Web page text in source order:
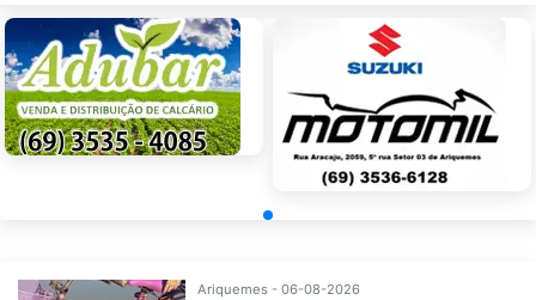
Ariquemes - 06-08-2026